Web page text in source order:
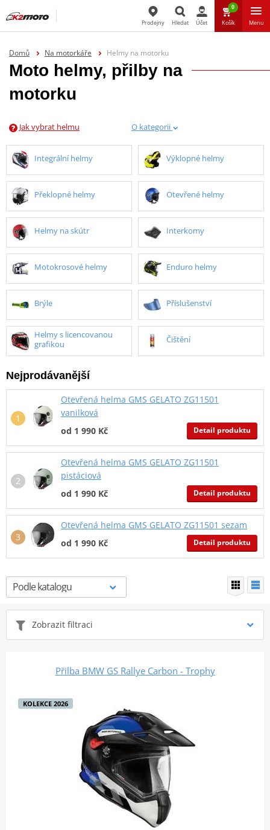
Prodejny Hledat Účet
0
Košík Menu
Domů Na motorkáře Helmy na motorku
Moto helmy, přilby na
motorku
Jak vybrat helmu O kategorii
Integrální helmy Výklopné helmy
Překlopné helmy Otevřené helmy
Helmy na skútr Interkomy
Motokrosové helmy Enduro helmy
Brýle Příslušenství
Helmy s licencovanou
grafikou
Čištění
Nejprodávanější
Otevřená helma GMS GELATO ZG11501
vanilková
od 1 990 Kč
Detail produktu
Otevřená helma GMS GELATO ZG11501
pistáciová
od 1 990 Kč
Detail produktu
Otevřená helma GMS GELATO ZG11501 sezam
od 1 990 Kč
Detail produktu
Zobrazit filtraci
Přilba BMW GS Rallye Carbon - Trophy
KOLEKCE 2026